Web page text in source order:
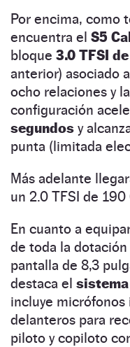
Por encima, como
encuentra el S5
bloque 3.0 TFSI
anterior) asociado
ocho relaciones y
configuración
segundos y
punta (limitada
Más adelante
un 2.0 TFSI de 190
En cuanto a
de toda la
pantalla de 8,3
destaca el
incluye
delanteros para
piloto y copiloto